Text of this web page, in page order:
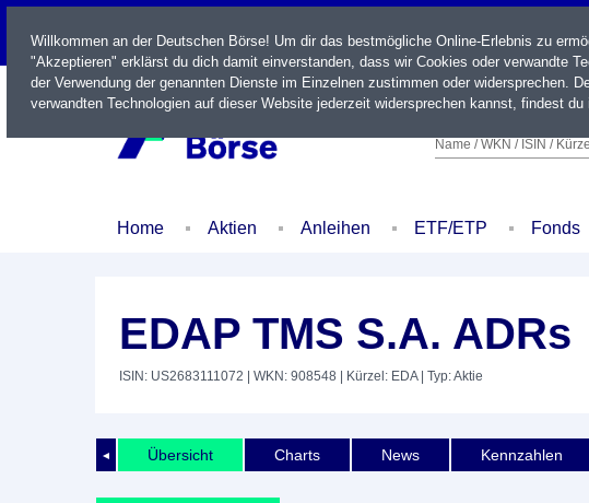
LIVE
Name / WKN / ISIN / Kürzel
Home Aktien Anleihen ETF/ETP Fonds
EDAP TMS S.A. ADRs
ISIN: US2683111072 | WKN: 908548 | Kürzel: EDA| Typ: Aktie
◄ Übersicht Charts News Kennzahlen
Willkommen an der Deutschen Börse! Um dir das bestmögliche Online-Erlebnis zu
"Akzeptieren" erklärst du dich damit einverstanden, dass wir Cookies oder verwandte
der Verwendung der genannten Dienste im Einzelnen zustimmen oder widersprechen.
verwandten Technologien auf dieser Website jederzeit widersprechen kannst, findest du